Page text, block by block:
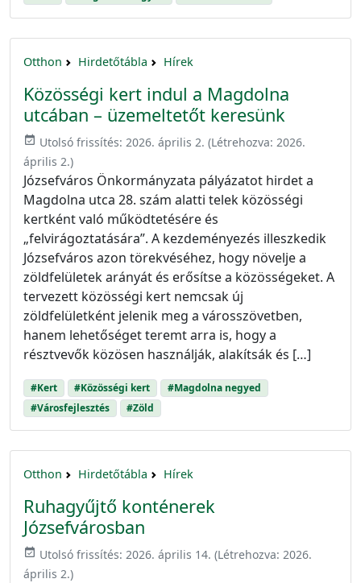
Otthon Hirdetőtábla Hírek
Közösségi kert indul a Magdolna
utcában – üzemeltetőt keresünk
event_available Utolsó frissítés: 2026. április 2. (Létrehozva: 2026.
április 2.)
Józsefváros Önkormányzata pályázatot hirdet a
Magdolna utca 28. szám alatti telek közösségi
kertként való működtetésére és
„felvirágoztatására”. A kezdeményezés illeszkedik
Józsefváros azon törekvéséhez, hogy növelje a
zöldfelületek arányát és erősítse a közösségeket. A
tervezett közösségi kert nemcsak új
zöldfelületként jelenik meg a városszövetben,
hanem lehetőséget teremt arra is, hogy a
résztvevők közösen használják, alakítsák és […]
#Kert #Közösségi kert
#Magdolna negyed
#Városfejlesztés
#Zöld
Otthon Hirdetőtábla Hírek
Ruhagyűjtő konténerek
Józsefvárosban
event_available Utolsó frissítés: 2026. április 14. (Létrehozva: 2026.
április 2.)